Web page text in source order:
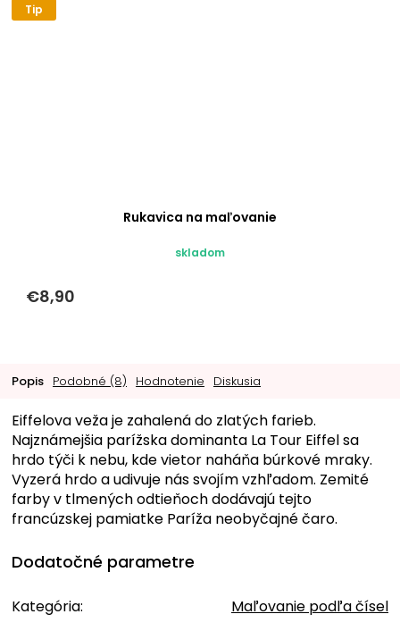
Tip
Rukavica na maľovanie
skladom
€8,90
Popis Podobné (8) Hodnotenie Diskusia
Eiffelova veža je zahalená do zlatých farieb.
Najznámejšia parížska dominanta La Tour Eiffel sa
hrdo týči k nebu, kde vietor naháňa búrkové mraky.
Vyzerá hrdo a udivuje nás svojím vzhľadom. Zemité
farby v tlmených odtieňoch dodávajú tejto
francúzskej pamiatke Paríža neobyčajné čaro.
Dodatočné parametre
Kategória: Maľovanie podľa čísel